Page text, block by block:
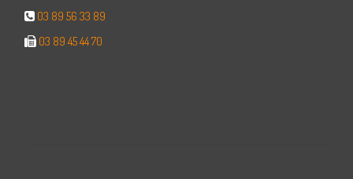
03 89 56 33 89
03 89 45 44 70